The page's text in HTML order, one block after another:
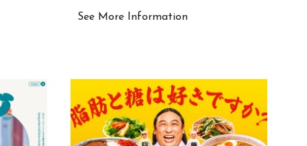
See More Information